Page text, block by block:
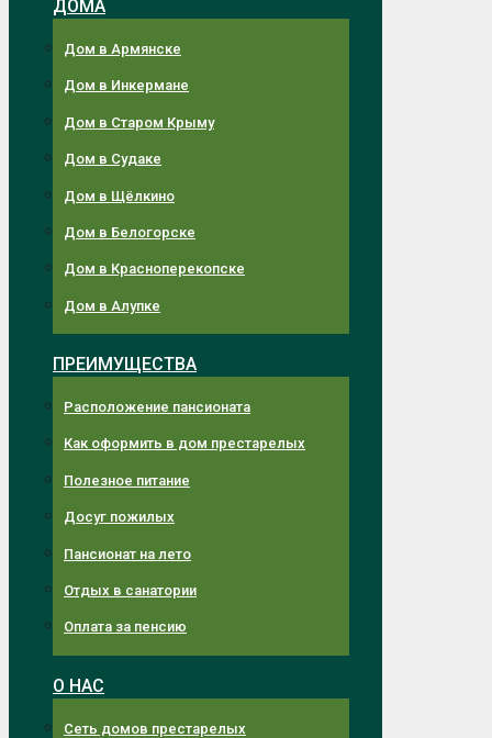
ДОМА
Дом в Армянске
Дом в Инкермане
Дом в Старом Крыму
Дом в Судаке
Дом в Щёлкино
Дом в Белогорске
Дом в Красноперекопске
Дом в Алупке
ПРЕИМУЩЕСТВА
Расположение пансионата
Как оформить в дом престарелых
Полезное питание
Досуг пожилых
Пансионат на лето
Отдых в санатории
Оплата за пенсию
О НАС
Сеть домов престарелых